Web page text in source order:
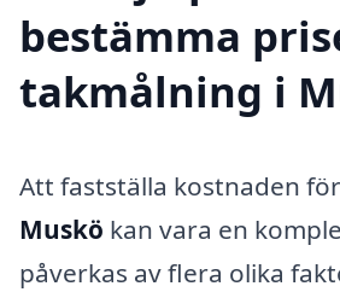
bestämma
takmålning i
Att fastställa kostnaden för
Muskö kan vara en
påverkas av flera olika